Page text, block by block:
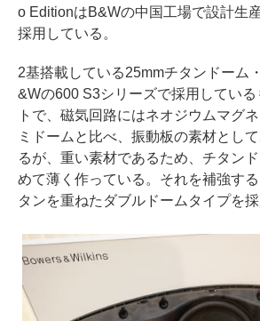
o EditionはB&Wの中国工場で設計生
採用している。
2基搭載している25mmチタンドーム
&Wの600 S3シリーズで採用してい
トで、磁気回路にはネオジウムマグ
ミドームと比べ、振動板の素材とし
るが、重い素材であるため、チタン
めて薄く作っている。それを補強す
タンを重ねたダブルドームタイプを採